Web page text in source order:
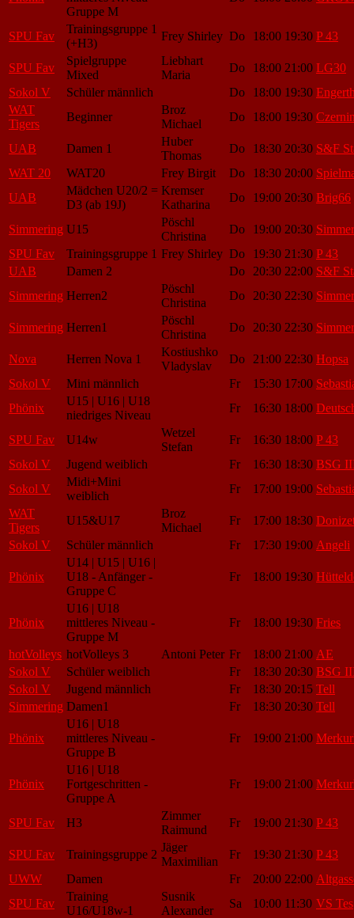
Gruppe M
SPU Fav
Trainingsgruppe 1
(+H3)
Frey Shirley Do 18:00 19:30 P 43
SPU Fav
Spielgruppe
Mixed
Liebhart
Maria
Do 18:00 21:00 LG30
Sokol V
Schüler männlich Do 18:00 19:30
WAT
Tigers
Beginner
Broz
Michael
Do 18:00 19:30
UAB Damen 1
Huber
Thomas
Do 18:30 20:30 S&F
WAT 20
WAT20 Frey Birgit Do 18:30 20:00
UAB
Mädchen U20/2 =
D3 (ab 19J)
Kremser
Katharina
Do 19:00 20:30 Brig66
Simmering U15
Pöschl
Christina
Do 19:00 20:30
SPU Fav
Trainingsgruppe 1 Frey Shirley Do 19:30 21:30 P 43
UAB
Damen 2 Do 20:30 22:00 S&F
Simmering Herren2
Pöschl
Christina
Do 20:30 22:30
Simmering Herren1
Pöschl
Christina
Do 20:30 22:30
Nova Herren Nova 1
Kostiushko
Vladyslav
Do 21:00 22:30 Hopsa
Sokol V
Mini männlich Fr 15:30 17:00
Phönix
U15 | U16 | U18
niedriges Niveau
Fr 16:30 18:00
SPU Fav U14w
Wetzel
Stefan
Fr 16:30 18:00 P 43
Sokol V
Jugend weiblich Fr 16:30 18:30 BSG
Sokol V
Midi+Mini
weiblich
Fr 17:00 19:00
WAT
Tigers
U15&U17
Broz
Michael
Fr 17:00 18:30
Sokol V
Schüler männlich Fr 17:30 19:00 Angeli
Phönix
U14 | U15 | U16 |
U18 - Anfänger -
Gruppe C
Fr 18:00 19:30
Phönix
U16 | U18
mittleres Niveau -
Gruppe M
Fr 18:00 19:30 Fries
hotVolleys hotVolleys 3 Antoni Peter Fr 18:00 21:00 AE
Sokol V
Schüler weiblich Fr 18:30 20:30 BSG
Sokol V
Jugend männlich Fr 18:30 20:15 Tell
Simmering Damen1 Fr 18:30 20:30 Tell
Phönix
U16 | U18
mittleres Niveau -
Gruppe B
Fr 19:00 21:00
Phönix
U16 | U18
Fortgeschritten -
Gruppe A
Fr 19:00 21:00
SPU Fav H3
Zimmer
Raimund
Fr 19:00 21:30 P 43
SPU Fav Trainingsgruppe 2
Jäger
Maximilian
Fr 19:30 21:30 P 43
UWW
Damen Fr 20:00 22:00
SPU Fav
Training
U16/U18w-1
Susnik
Alexander
Sa 10:00 11:30 VS Tes